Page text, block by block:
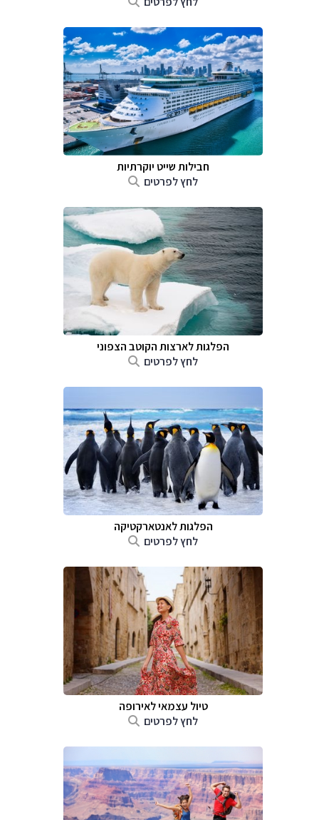
חבילות שייט יוקרתיות
לחץ לפרטים
הפלגות לארצות הקוטב הצפוני
לחץ לפרטים
הפלגות לאנטארקטיקה
לחץ לפרטים
טיול עצמאי לאירופה
לחץ לפרטים